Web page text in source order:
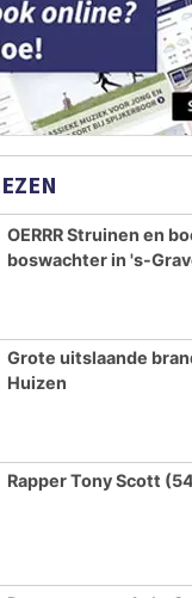
OERRR Struinen en
boswachter in 's-
Grote uitslaande
Huizen
Rapper Tony Scott